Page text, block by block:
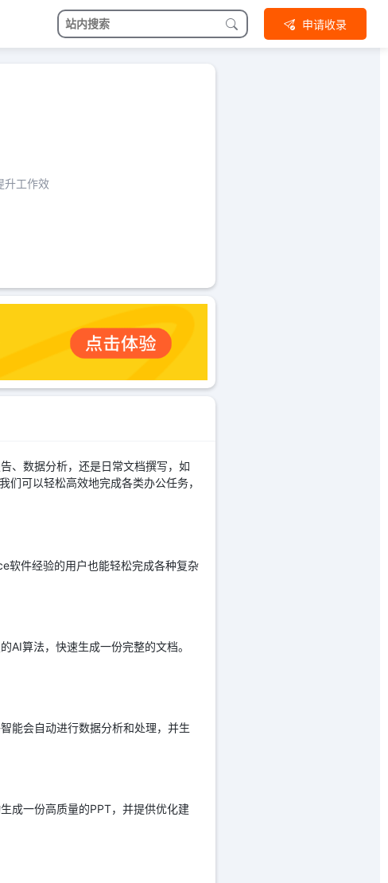
申请收录
升工作效
、数据分析，还是日常文档撰写，如
可以轻松高效地完成各类办公任务，
软件经验的用户也能轻松完成各种复杂
AI算法，快速生成一份完整的文档。
能会自动进行数据分析和处理，并生
成一份高质量的PPT，并提供优化建